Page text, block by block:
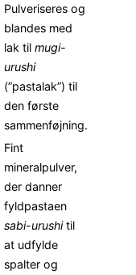
Pulveriseres og
blandes med
lak til mugi-
urushi
(”pastalak”) til
den første
sammenføjning.
Fint
mineralpulver,
der danner
fyldpastaen
sabi-urushitil
at udfylde
spalter og